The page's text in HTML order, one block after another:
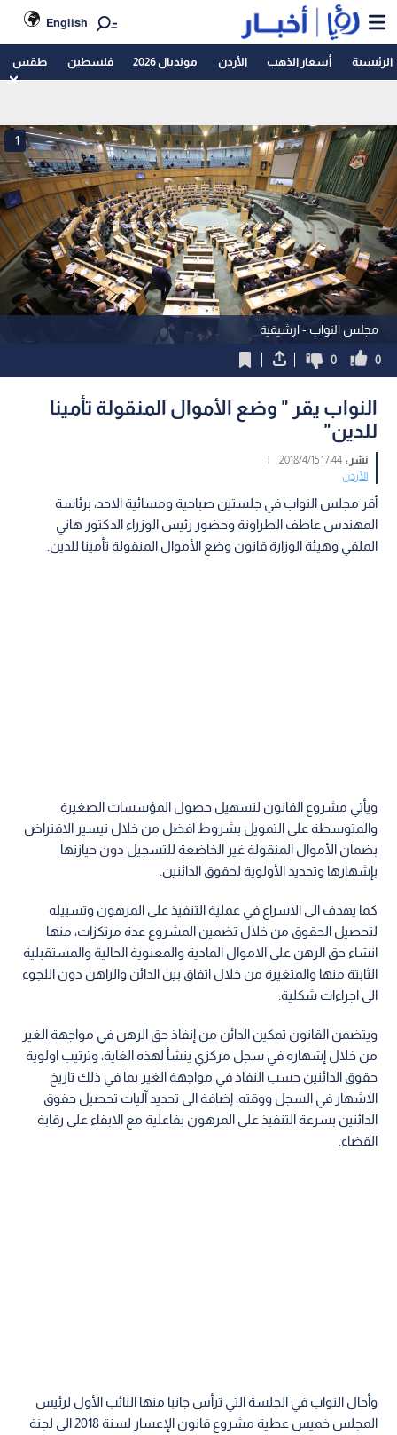
English
الرئيسية أسعار الذهب الأردن مونديال 2026 فلسطين طقس
مجلس النواب - ارشيفية
1
0
0
النواب يقر " وضع الأموال المنقولة تأمينا
للدين"
نشر :17:44 2018/4/15
|
الأردن
أقر مجلس النواب في جلستين صباحية ومسائية الاحد، برئاسة
المهندس عاطف الطراونة وحضور رئيس الوزراء الدكتور هاني
الملقي وهيئة الوزارة قانون وضع الأموال المنقولة تأمينا للدين.
ويأتي مشروع القانون لتسهيل حصول المؤسسات الصغيرة
والمتوسطة على التمويل بشروط افضل من خلال تيسير الاقتراض
بضمان الأموال المنقولة غير الخاضعة للتسجيل دون حيازتها
بإشهارها وتحديد الأولوية لحقوق الدائنين.
كما يهدف الى الاسراع في عملية التنفيذ على المرهون وتسييله
لتحصيل الحقوق من خلال تضمين المشروع عدة مرتكزات، منها
انشاء حق الرهن على الاموال المادية والمعنوية الحالية والمستقبلية
الثابتة منها والمتغيرة من خلال اتفاق بين الدائن والراهن دون اللجوء
الى اجراءات شكلية.
ويتضمن القانون تمكين الدائن من إنفاذ حق الرهن في مواجهة الغير
من خلال إشهاره في سجل مركزي ينشأ لهذه الغاية، وترتيب اولوية
حقوق الدائنين حسب النفاذ في مواجهة الغير بما في ذلك تاريخ
الاشهار في السجل ووقته، إضافة الى تحديد آليات تحصيل حقوق
الدائنين بسرعة التنفيذ على المرهون بفاعلية مع الابقاء على رقابة
القضاء.
وأحال النواب في الجلسة التي ترأس جانبا منها النائب الأول لرئيس
المجلس خميس عطية مشروع قانون الإعسار لسنة 2018 الى لجنة